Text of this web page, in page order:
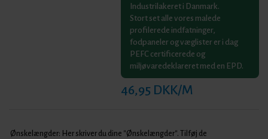
Industrilakeret i Danmark.
Stort set alle vores malede
profilerede indfatninger,
fodpaneler og væglister er i dag
PEFC certificerede og
miljøvaredeklareret med en EPD.
46,95 DKK/M
Ønskelængder: Her skriver du dine "Ønskelængder". Tilføj de